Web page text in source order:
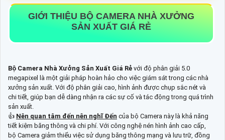
GIỚI THIỆU BỘ CAMERA NHÀ XƯỞNG
SẢN XUẤT GIÁ RẺ
Bộ Camera Nhà Xưởng Sản Xuất Giá Rẻ với độ phân giải 5.0
megapixel là một giải pháp hoàn hảo cho việc giám sát trong các nhà
xưởng sản xuất. Với độ phân giải cao, hình ảnh được chụp sắc nét và
chi tiết, giúp bạn dễ dàng nhận ra các sự cố và tác động trong quá trình
sản xuất.
👍 Nên quan tâm đến nên nghĩ Đến của bộ Camera này là khả năng
tiết kiệm băng thông và chi phí. Với công nghệ nén hình ảnh cao cấp,
bộ Camera giảm thiểu việc sử dụng băng thông mạng và lưu trữ, đồng